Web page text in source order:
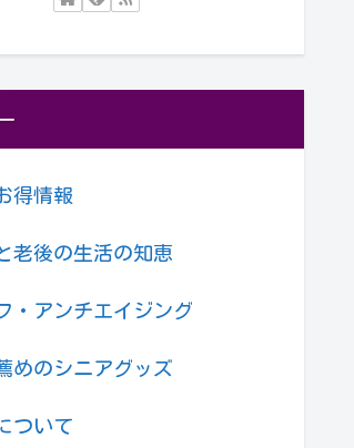
得情報
老後の生活の知恵
・アンチエイジング
めのシニアグッズ
ついて